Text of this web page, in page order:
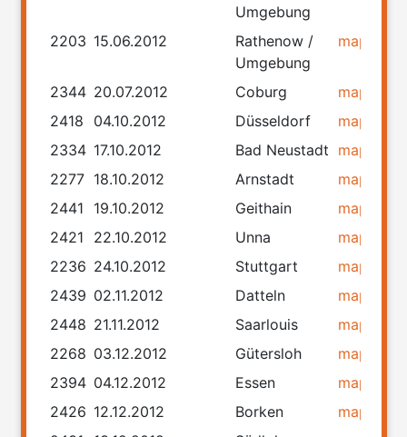
Umgebung
2203 15.06.2012
Rathenow /
Umgebung
map
2344 20.07.2012 Coburg map
2418
04.10.2012 Düsseldorf map
2334 17.10.2012 Bad Neustadt map
2277 18.10.2012 Arnstadt map
2441
19.10.2012 Geithain map
2421
22.10.2012 Unna map
2236 24.10.2012 Stuttgart map
2439 02.11.2012 Datteln map
2448 21.11.2012 Saarlouis map
2268 03.12.2012 Gütersloh map
2394 04.12.2012 Essen map
2426 12.12.2012 Borken map